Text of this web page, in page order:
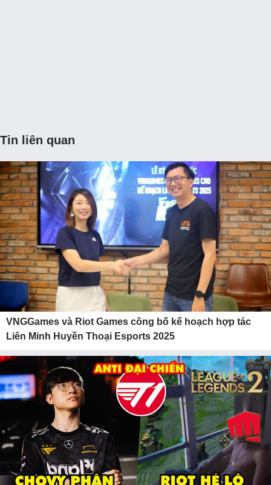
Tin liên quan
VNGGames và Riot Games công bố kế hoạch hợp tác
Liên Minh Huyền Thoại Esports 2025